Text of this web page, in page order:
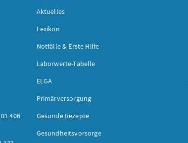
406
Aktuelles
Lexikon
Notfälle & Erste Hilfe
Laborwerte-Tabelle
ELGA
Primärversorgung
Gesunde Rezepte
Gesundheitsvorsorge